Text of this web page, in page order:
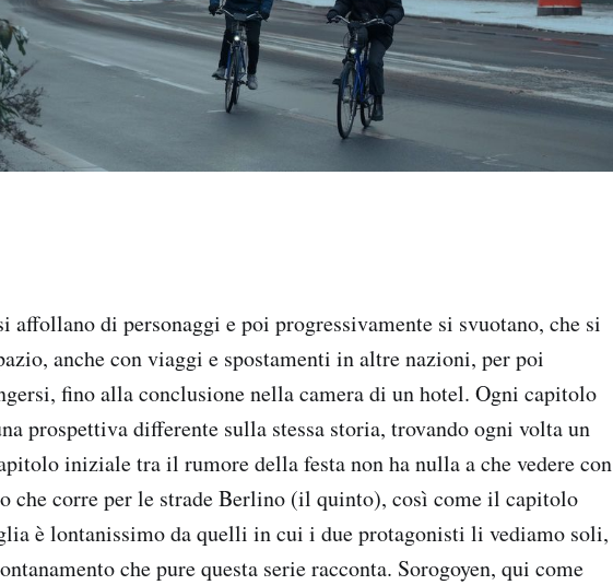
affollano di personaggi e poi progressivamente si svuotano, che si
anche con viaggi e spostamenti in altre nazioni, per poi
fino alla conclusione nella camera di un hotel. Ogni capitolo
prospettiva differente sulla stessa storia, trovando ogni volta un
iniziale tra il rumore della festa non ha nulla a che vedere con
che corre per le strade Berlino (il quinto), così come il capitolo
è lontanissimo da quelli in cui i due protagonisti li vediamo soli,
che pure questa serie racconta. Sorogoyen, qui come